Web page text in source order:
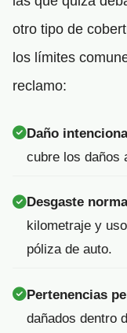
otro tipo de
los límites
reclamo:
Daño
cubre los daños
Desgaste
kilometraje y
póliza de auto.
Pertenencias
dañados dentro